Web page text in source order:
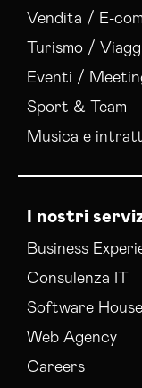
Vendita / E-
Turismo /
Eventi /
Sport & Team
Musica e
I nostri
Business
Consulenza IT
Software House
Web Agency
Careers